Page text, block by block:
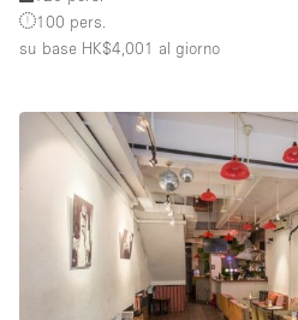
100 pers.
su base HK$4,001 al giorno